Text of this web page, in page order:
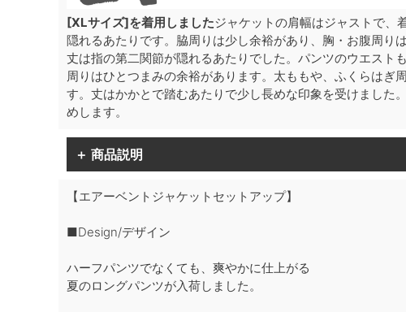
[XLサイズ]を着用しましたジャケットの肩幅はジャストで、
隠れるあたりです。脇周りは少し余裕があり、胸・お腹周り
丈は指の第二関節が隠れるあたりでした。パンツのウエスト
周りはひとつまみの余裕があります。太ももや、ふくらはぎ
す。丈はかかとで踏むあたりで少し長めな印象を受けました
めします。
＋ 商品説明
【エアーベントジャケットセットアップ】
■Design/デザイン
ハーフパンツでなくても、爽やかに仕上がる
夏のロングパンツが入荷しました。